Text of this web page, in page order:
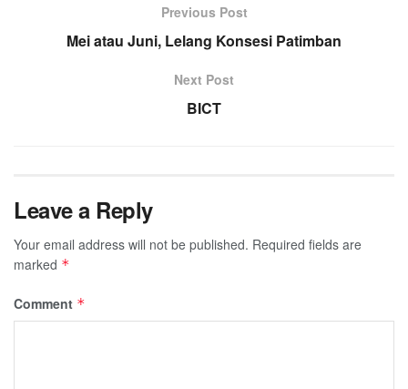
Previous Post
Mei atau Juni, Lelang Konsesi Patimban
Next Post
BICT
Leave a Reply
Your email address will not be published. Required fields are
marked *
Comment *